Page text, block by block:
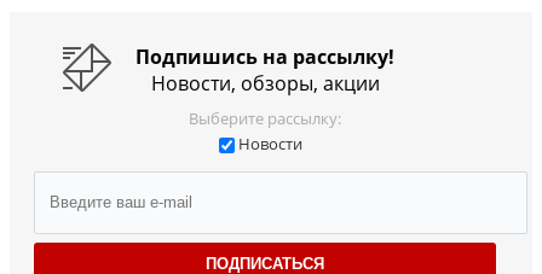
Подпишись на рассылку!
Новости, обзоры, акции
Выберите рассылку:
Новости
ПОДПИСАТЬСЯ